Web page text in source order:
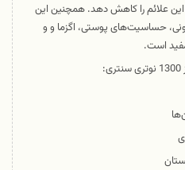
این علائم را کاهش دهد. همچنین این
حساسیت‌های پوستی، اگزما و و
است.